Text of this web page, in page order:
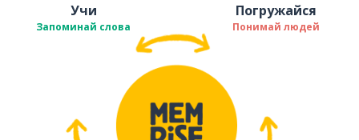
Учи
Запоминай слова
Погружайся
Понимай людей